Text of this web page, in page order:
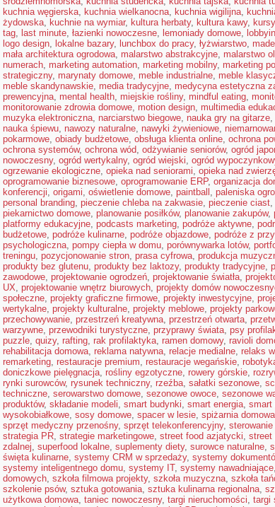
kuchnia węgierska, kuchnia wielkanocna, kuchnia wigilijna,
żydowska, kuchnie na wymiar, kultura herbaty, kultura kawy,
tag, last minute, łazienki nowoczesne, lemoniady domowe,
logo design, lokalne bazary, lunchbox do pracy, łyżwiarstwo,
mała architektura ogrodowa, malarstwo abstrakcyjne, malarstwo
numerach, marketing automation, marketing mobilny, marketing
strategiczny, marynaty domowe, meble industrialne, meble
meble skandynawskie, media tradycyjne, medycyna estetyczna
prewencyjna, mental health, miejskie rośliny, mindful eating,
monitorowanie zdrowia domowe, motion design, multimedia
muzyka elektroniczna, narciarstwo biegowe, nauka gry na gitarze,
nauka śpiewu, nawozy naturalne, nawyki żywieniowe,
pokarmowe, obiady budżetowe, obsługa klienta online, ochrona
ochrona systemów, ochrona wód, odżywianie seniorów, ogród
nowoczesny, ogród wertykalny, ogród wiejski, ogród
ogrzewanie ekologiczne, opieka nad seniorami, opieka nad
oprogramowanie biznesowe, oprogramowanie ERP, organizacja
konferencji, origami, oświetlenie domowe, paintball , paleniska
personal branding, pieczenie chleba na zakwasie, pieczenie ciast,
piekarnictwo domowe, planowanie posiłków, planowanie zakupów,
platformy edukacyjne, podcasts marketing, podróże aktywne,
budżetowe, podróże kulinarne, podróże objazdowe, podróże z
psychologiczna, pompy ciepła w domu, porównywarka lotów,
treningu, pozycjonowanie stron, prasa cyfrowa, produkcja
produkty bez glutenu, produkty bez laktozy, produkty tradycyjne,
zawodowe, projektowanie ogrodzeń, projektowanie światła,
UX, projektowanie wnętrz biurowych, projekty domów
społeczne, projekty graficzne firmowe, projekty inwestycyjne,
wertykalne, projekty kulturalne, projekty meblowe, projekty
przechowywanie, przestrzeń kreatywna, przestrzeń otwarta,
warzywne, przewodniki turystyczne, przyprawy świata, psy
puzzle, quizy, rafting, rak profilaktyka, ramen domowy, ravioli
rehabilitacja domowa, reklama natywna, relacje medialne, relaks
remarketing, restauracje premium, restauracje wegańskie,
doniczkowe pielęgnacja, rośliny egzotyczne, rowery górskie,
rynki surowców, rysunek techniczny, rzeźba, sałatki sezonowe,
techniczne, serowarstwo domowe, sezonowe owoce, sezonowe
produktów, składanie modeli, smart budynki, smart energia, smart
wysokobiałkowe, sosy domowe, spacer w lesie, spiżarnia domowa
sprzęt medyczny przenośny, sprzęt telekonferencyjny, sterowanie
strategia PR, strategie marketingowe, street food azjatycki, street
zdalnej, superfood lokalne, suplementy diety, surowce naturalne,
święta kulinarne, systemy CRM w sprzedaży, systemy
systemy inteligentnego domu, systemy IT, systemy nawadniające,
domowych, szkoła filmowa projekty, szkoła muzyczna, szkoła
szkolenie psów, sztuka gotowania, sztuka kulinarna regionalna,
użytkowa domowa, taniec nowoczesny, targi nieruchomości, targi